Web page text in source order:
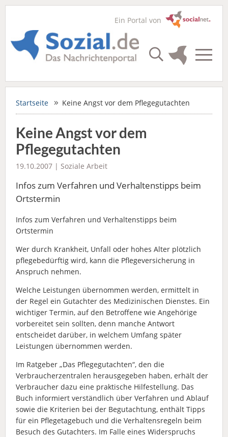
Ein Portal von
Startseite Keine Angst vor dem Pflegegutachten
Keine Angst vor dem
Pflegegutachten
19.10.2007 | Soziale Arbeit
Infos zum Verfahren und Verhaltenstipps beim
Ortstermin
Infos zum Verfahren und Verhaltenstipps beim
Ortstermin
Wer durch Krankheit, Unfall oder hohes Alter plötzlich
pflegebedürftig wird, kann die Pflegeversicherung in
Anspruch nehmen.
Welche Leistungen übernommen werden, ermittelt in
der Regel ein Gutachter des Medizinischen Dienstes. Ein
wichtiger Termin, auf den Betroffene wie Angehörige
vorbereitet sein sollten, denn manche Antwort
entscheidet darüber, in welchem Umfang später
Leistungen übernommen werden.
Im Ratgeber „Das Pflegegutachten“, den die
Verbraucherzentralen herausgegeben haben, erhält der
Verbraucher dazu eine praktische Hilfestellung. Das
Buch informiert verständlich über Verfahren und Ablauf
sowie die Kriterien bei der Begutachtung, enthält Tipps
für ein Pflegetagebuch und die Verhaltensregeln beim
Besuch des Gutachters. Im Falle eines Widerspruchs